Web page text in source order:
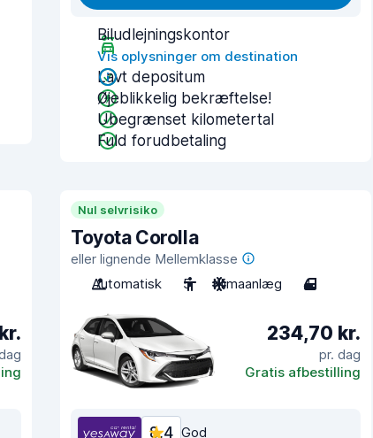
Biludlejningskontor
Vis oplysninger om destination
Lavt depositum
Øjeblikkelig bekræftelse!
Ubegrænset kilometertal
Fuld forudbetaling
Nul selvrisiko
Toyota Corolla
eller lignende Mellemklasse
Automatisk
5 Klimaanlæg 4
234,70 kr.
pr. dag
Gratis afbestilling
8,4 God